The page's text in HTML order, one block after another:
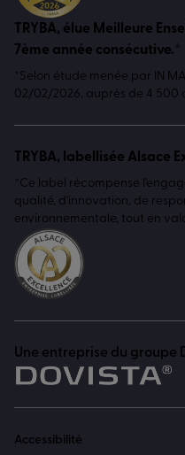
TRYBA, élue Meilleure
7ème année consécutive.*
*Selon étude menée par IN
02/02/2026, auprès de 4 500
TRYBA, labellisée Alsace
*Ce label récompense
qualité, d'innovation, de
environnementale, tout en
Une entreprise du groupe
Accessibilité